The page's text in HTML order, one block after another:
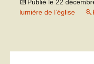
Publié le 22
lumière de l’église